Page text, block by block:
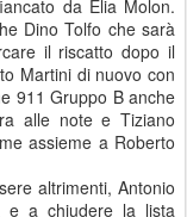
da Elia Molon.
Dino Tolfo che sarà
il riscatto dopo il
Martini di nuovo con
911 Gruppo B anche
alle note e Tiziano
assieme a Roberto
altrimenti, Antonio
e a chiudere la lista